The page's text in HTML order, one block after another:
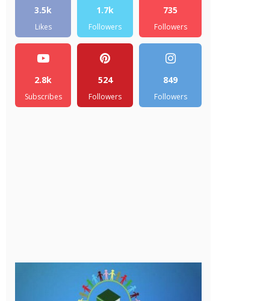
3.5k
Likes
1.7k
Followers
735
Followers
2.8k
Subscribes
524
Followers
849
Followers